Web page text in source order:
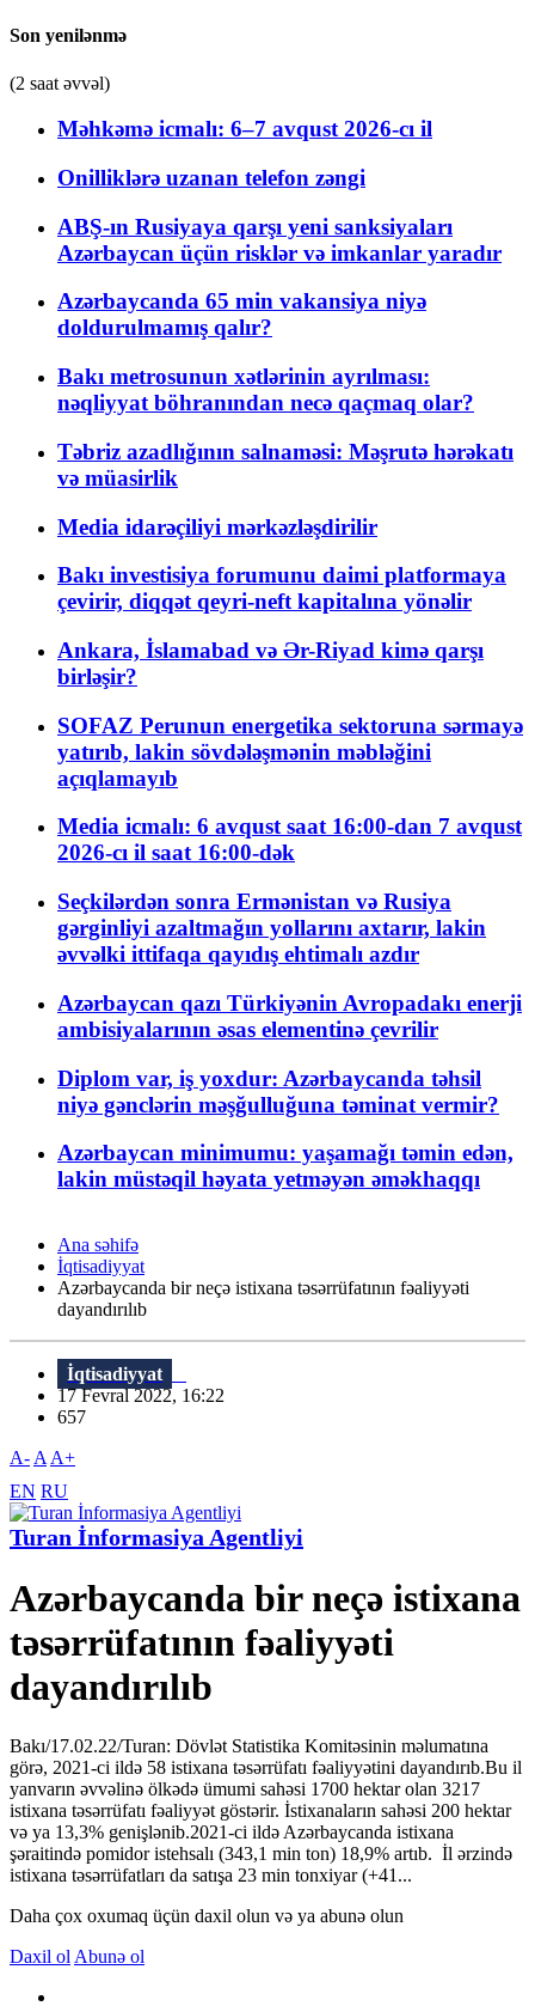
Son yenilənmə
(2 saat əvvəl)
Məhkəmə icmalı: 6–7 avqust 2026-cı il
Onilliklərə uzanan telefon zəngi
ABŞ-ın Rusiyaya qarşı yeni sanksiyaları
Azərbaycan üçün risklər və imkanlar yaradır
Azərbaycanda 65 min vakansiya niyə
doldurulmamış qalır?
Bakı metrosunun xətlərinin ayrılması:
nəqliyyat böhranından necə qaçmaq olar?
Təbriz azadlığının salnaməsi: Məşrutə hərəkatı
və müasirlik
Media idarəçiliyi mərkəzləşdirilir
Bakı investisiya forumunu daimi platformaya
çevirir, diqqət qeyri-neft kapitalına yönəlir
Ankara, İslamabad və Ər-Riyad kimə qarşı
birləşir?
SOFAZ Perunun energetika sektoruna sərmayə
yatırıb, lakin sövdələşmənin məbləğini
açıqlamayıb
Media icmalı: 6 avqust saat 16:00-dan 7 avqust
2026-cı il saat 16:00-dək
Seçkilərdən sonra Ermənistan və Rusiya
gərginliyi azaltmağın yollarını axtarır, lakin
əvvəlki ittifaqa qayıdış ehtimalı azdır
Azərbaycan qazı Türkiyənin Avropadakı enerji
ambisiyalarının əsas elementinə çevrilir
Diplom var, iş yoxdur: Azərbaycanda təhsil
niyə gənclərin məşğulluğuna təminat vermir?
Azərbaycan minimumu: yaşamağı təmin edən,
lakin müstəqil həyata yetməyən əməkhaqqı
Ana səhifə
İqtisadiyyat
Azərbaycanda bir neçə istixana təsərrüfatının fəaliyyəti
dayandırılıb
İqtisadiyyat
17 Fevral 2022, 16:22
657
A- A A+
EN RU
Turan İnformasiya Agentliyi
Azərbaycanda bir neçə istixana
təsərrüfatının fəaliyyəti
dayandırılıb
Bakı/17.02.22/Turan: Dövlət Statistika Komitəsinin məlumatına
görə, 2021-ci ildə 58 istixana təsərrüfatı fəaliyyətini dayandırıb.Bu il
yanvarın əvvəlinə ölkədə ümumi sahəsi 1700 hektar olan 3217
istixana təsərrüfatı fəaliyyət göstərir. İstixanaların sahəsi 200 hektar
və ya 13,3% genişlənib.2021-ci ildə Azərbaycanda istixana
şəraitində pomidor istehsalı (343,1 min ton) 18,9% artıb. İl ərzində
istixana təsərrüfatları da satışa 23 min tonxiyar (+41...
Daha çox oxumaq üçün daxil olun və ya abunə olun
Daxil ol Abunə ol